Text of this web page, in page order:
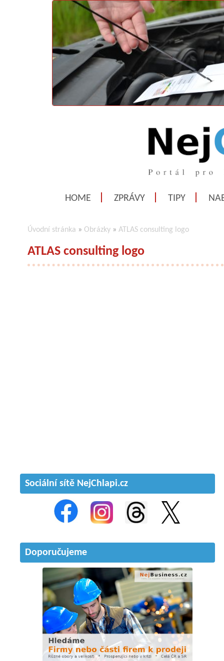
HOME ZPRÁVY TIPY
Úvodní stránka » Obrázky » ATLAS consulting logo
ATLAS consulting logo
Sociální sítě NejChlapi.cz
Doporučujeme